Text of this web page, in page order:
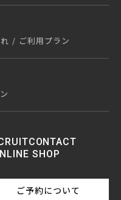
ご利用プラン
CONTACT
SHOP
ご予約について